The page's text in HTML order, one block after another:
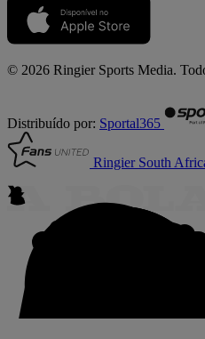
© 2026 Ringier Sports Media.
Distribuído por: Sportal365
Ringier South